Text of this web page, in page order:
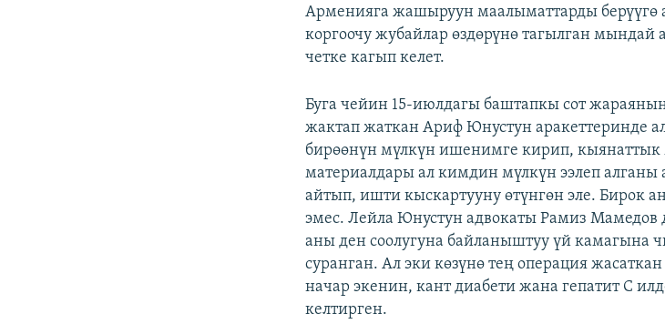
Арменияга жашыруун маалыматтарды
коргоочу жубайлар өздөрүнө тагылган мындай
четке кагып келет.
Буга чейин 15-июлдагы баштапкы сот
жактап жаткан Ариф Юнустун аракеттеринде
бирөөнүн мүлкүн ишенимге кирип,
материалдары ал кимдин мүлкүн ээлеп алганы
айтып, ишти кыскартууну өтүнгөн эле. Бирок
эмес. Лейла Юнустун адвокаты Рамиз Мамедов
аны ден соолугуна байланыштуу үй камагына
суранган. Ал эки көзүнө тең операция
начар экенин, кант диабети жана гепатит С
келтирген.